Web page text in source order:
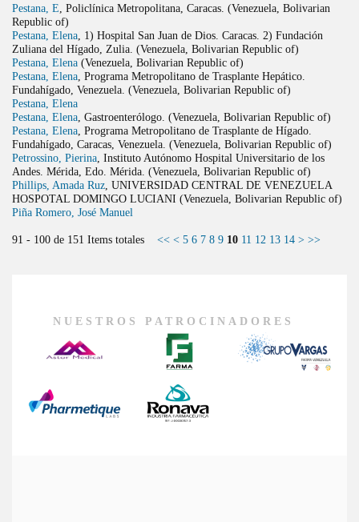
Pestana, E , Policlínica Metropolitana, Caracas. (Venezuela, Bolivarian
Republic of)
Pestana, Elena , 1) Hospital San Juan de Dios. Caracas. 2) Fundación
Zuliana del Hígado, Zulia. (Venezuela, Bolivarian Republic of)
Pestana, Elena (Venezuela, Bolivarian Republic of)
Pestana, Elena , Programa Metropolitano de Trasplante Hepático.
Fundahígado, Venezuela. (Venezuela, Bolivarian Republic of)
Pestana, Elena
Pestana, Elena , Gastroenterólogo. (Venezuela, Bolivarian Republic of)
Pestana, Elena , Programa Metropolitano de Trasplante de Hígado.
Fundahígado, Caracas, Venezuela. (Venezuela, Bolivarian Republic of)
Petrossino, Pierina , Instituto Autónomo Hospital Universitario de los
Andes. Mérida, Edo. Mérida. (Venezuela, Bolivarian Republic of)
Phillips, Amada Ruz , UNIVERSIDAD CENTRAL DE VENEZUELA
HOSPOTAL DOMINGO LUCIANI (Venezuela, Bolivarian Republic of)
Piña Romero, José Manuel
91 - 100 de 151 Items totales << < 5 6 7 8 9 10 11 12 13 14 > >>
NUESTROS PATROCINADORES